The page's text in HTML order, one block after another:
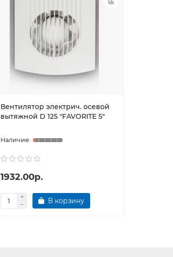
Вентилятор электрич. осевой
вытяжной D 125 "FAVORITE 5"
1932.00р.
В корзину